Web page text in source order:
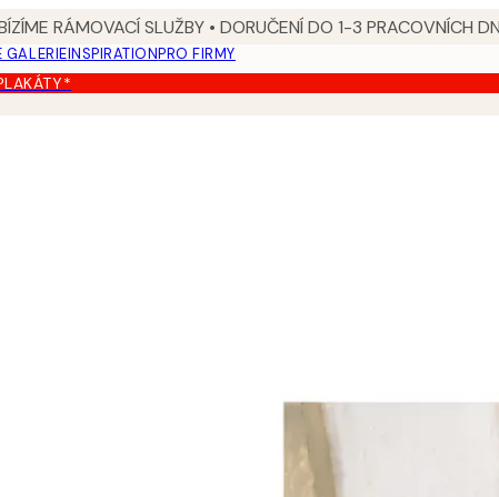
RÁMOVACÍ SLUŽBY • DORUČENÍ DO 1-3 PRACOVNÍCH
GALERIEINSPIRATIONPRO FIRMY